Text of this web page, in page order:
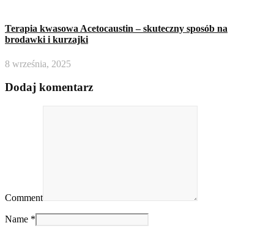
Terapia kwasowa Acetocaustin – skuteczny sposób na
brodawki i kurzajki
8 września, 2025
Dodaj komentarz
Comment
Name *